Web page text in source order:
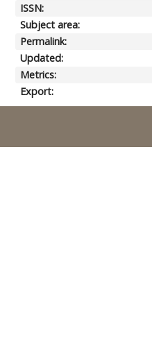
ISSN:
Subject area:
Permalink:
Updated:
Metrics:
Export: